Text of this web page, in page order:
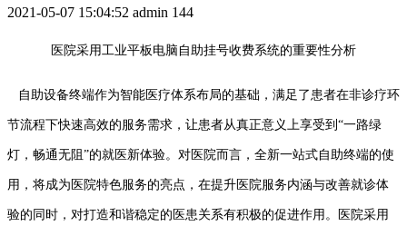
2021-05-07 15:04:52 admin 144
医院采用工业平板电脑自助挂号收费系统的重要性分析
自助设备终端作为智能医疗体系布局的基础，满足了患者在非诊疗环
节流程下快速高效的服务需求，让患者从真正意义上享受到“一路绿
灯，畅通无阻”的就医新体验。对医院而言，全新一站式自助终端的使
用，将成为医院特色服务的亮点，在提升医院服务内涵与改善就诊体
验的同时，对打造和谐稳定的医患关系有积极的促进作用。医院采用